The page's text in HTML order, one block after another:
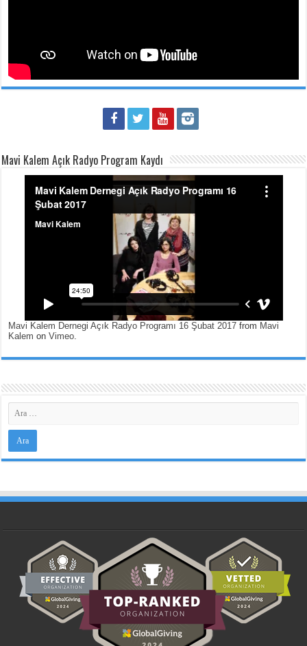
Mavi Kalem Açık Radyo Program Kaydı
Mavi Kalem Dernegi Açık Radyo Programı 16 Şubat 2017 from Mavi
Kalem onVimeo.